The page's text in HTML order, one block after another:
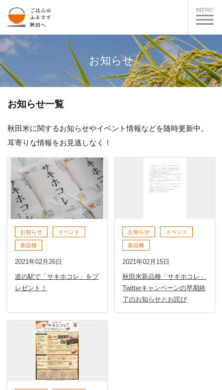
お知らせ
お知らせ一覧
秋田米に関するお知らせやイベント情報などを随時更新中。
耳寄りな情報をお見逃しなく！
お知らせ イベント
新品種
2021年02月26日
道の駅で「サキホコレ」をプ
レゼント！
お知らせ イベント
新品種
2021年02月15日
秋田米新品種「サキホコレ」
Twitterキャンペーンの早期終
了のお知らせとお詫び